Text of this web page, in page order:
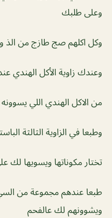
وعلى طلبك
وكل اكلهم صج طازج من الذ
وعندك زاوية الأكل الهندي
من الاكل الهندي اللي
وطبعا في الزاوية الثالثة
تختار مكوناتها ويسويها لك
طبعا عندهم مجموعة من
ويشوونهم لك عالفحم